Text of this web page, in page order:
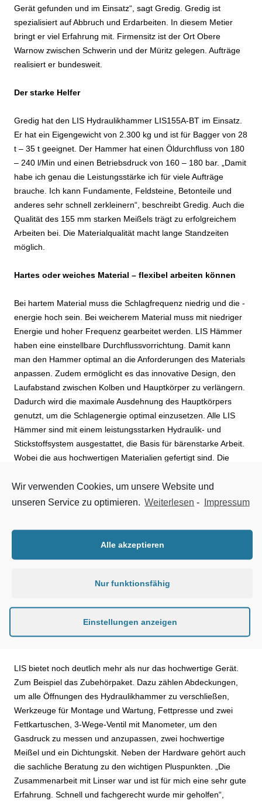
Gerät gefunden und im Einsatz“, sagt Gredig. Gredig ist
spezialisiert auf Abbruch und Erdarbeiten. In diesem Metier
bringt er viel Erfahrung mit. Firmensitz ist der Ort Obere
Warnow zwischen Schwerin und der Müritz gelegen. Aufträge
realisiert er bundesweit.
Der starke Helfer
Gredig hat den LIS Hydraulikhammer LIS155A-BT im Einsatz.
Er hat ein Eigengewicht von 2.300 kg und ist für Bagger von 28
t – 35 t geeignet. Der Hammer hat einen Öldurchfluss von 180
– 240 l/Min und einen Betriebsdruck von 160 – 180 bar. „Damit
habe ich genau die Leistungsstärke ich für viele Aufträge
brauche. Ich kann Fundamente, Feldsteine, Betonteile und
anderes sehr schnell zerkleinern“, beschreibt Gredig. Auch die
Qualität des 155 mm starken Meißels trägt zu erfolgreichem
Arbeiten bei. Die Materialqualität macht lange Standzeiten
möglich.
Hartes oder weiches Material – flexibel arbeiten können
Bei hartem Material muss die Schlagfrequenz niedrig und die -
energie hoch sein. Bei weicherem Material muss mit niedriger
Energie und hoher Frequenz gearbeitet werden. LIS Hämmer
haben eine einstellbare Durchflussvorrichtung. Damit kann
man den Hammer optimal an die Anforderungen des Materials
anpassen. Zudem ermöglicht es das innovative Design, den
Laufabstand zwischen Kolben und Hauptkörper zu verlängern.
Dadurch wird die maximale Ausdehnung des Hauptkörpers
genutzt, um die Schlagenergie optimal einzusetzen. Alle LIS
Hämmer sind mit einem leistungsstarken Hydraulik- und
Stickstoffsystem ausgestattet, die Basis für bärenstarke Arbeit.
Wobei die aus hochwertigen Materialien gefertigt sind. Die
Eine starke Produktlinie
Linser bietet eine umfangreiche Produktlinie für
Hydraulikhämmer. Insgesamt 12 Modelle stehen zur
75 t Eigengewicht. Der kleinste Hydraulikhammer LIS-40 wiegt
Mehr als nur der Hammer
LIS bietet noch deutlich mehr als nur das hochwertige Gerät.
Zum Beispiel das Zubehörpaket. Dazu zählen Abdeckungen,
um alle Öffnungen des Hydraulikhammer zu verschließen,
Werkzeuge für Montage und Wartung, Fettpresse und zwei
Fettkartuschen, 3-Wege-Ventil mit Manometer, um den
Gasdruck zu messen und anzupassen, zwei hochwertige
Meißel und ein Dichtungskit. Neben der Hardware gehört auch
die sachliche Beratung zu den wichtigen Pluspunkten. „Die
Zusammenarbeit mit Linser war und ist für mich eine sehr gute
Erfahrung. Schnell und fachgerecht wurde mir geholfen“,
Wir verwenden Cookies, um unsere Website und
unseren Service zu optimieren. Weiterlesen - Impressum
Alle akzeptieren
Nur funktionsfähig
Einstellungen anzeigen